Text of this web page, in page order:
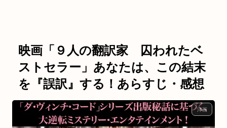
映画「９人の翻訳家 囚われたベ
ストセラー」あなたは、この結末
を『誤訳』する！あらすじ・感想
洋画